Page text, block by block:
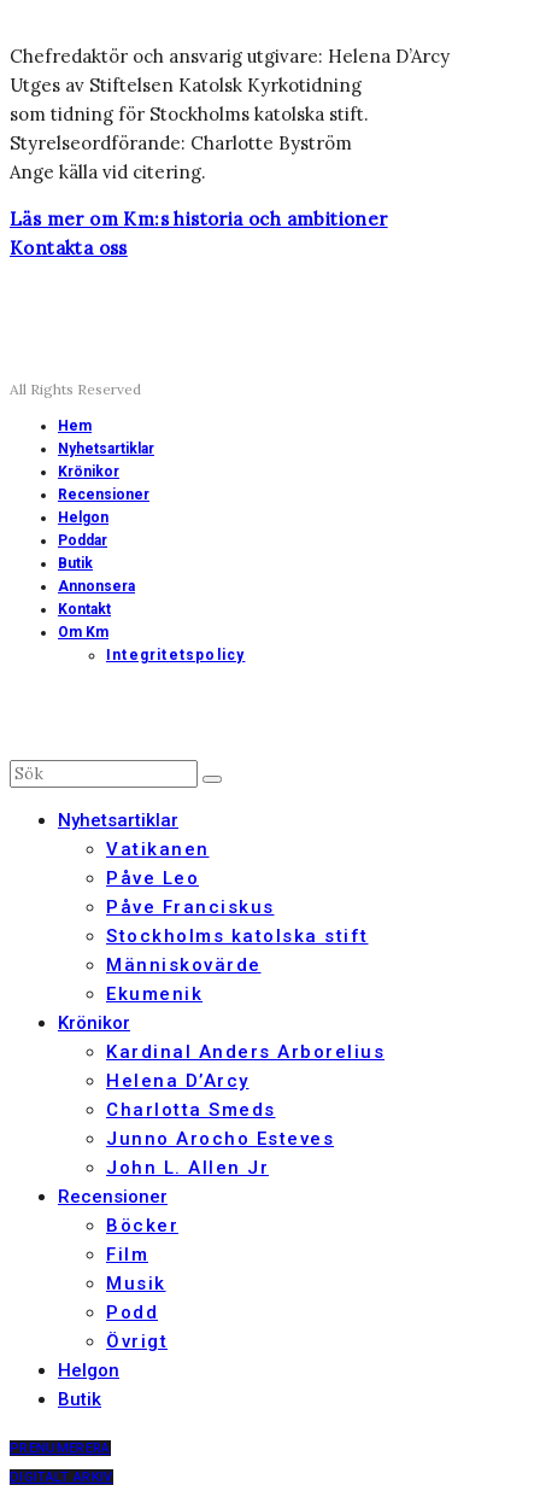
Chefredaktör och ansvarig utgivare: Helena D’Arcy
Utges av Stiftelsen Katolsk Kyrkotidning
som tidning för Stockholms katolska stift.
Styrelseordförande: Charlotte Byström
Ange källa vid citering.
Läs mer om Km:s historia och ambitioner
Kontakta oss
All Rights Reserved
Hem
Nyhetsartiklar
Krönikor
Recensioner
Helgon
Poddar
Butik
Annonsera
Kontakt
Om Km
Integritetspolicy
Nyhetsartiklar
Vatikanen
Påve Leo
Påve Franciskus
Stockholms katolska stift
Människovärde
Ekumenik
Krönikor
Kardinal Anders Arborelius
Helena D’Arcy
Charlotta Smeds
Junno Arocho Esteves
John L. Allen Jr
Recensioner
Böcker
Film
Musik
Podd
Övrigt
Helgon
Butik
PRENUMERERA
DIGITALT ARKIV